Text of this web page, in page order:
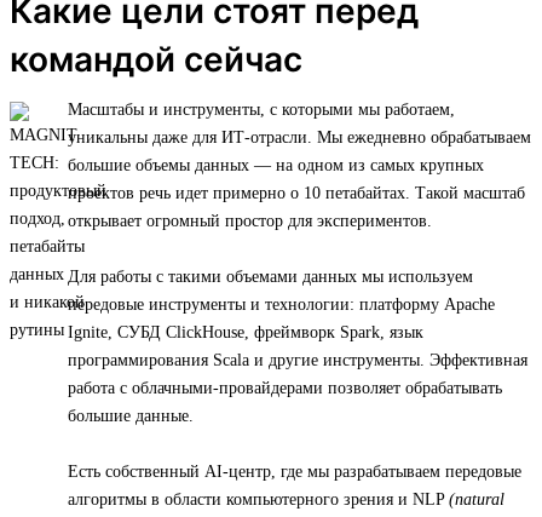
Какие цели стоят перед
командой сейчас
Масштабы и инструменты, с которыми мы работаем,
уникальны даже для ИТ-отрасли. Мы ежедневно обрабатываем
большие объемы данных — на одном из самых крупных
проектов речь идет примерно о 10 петабайтах. Такой масштаб
открывает огромный простор для экспериментов.
Для работы с такими объемами данных мы используем
передовые инструменты и технологии: платформу Apache
Ignite, СУБД ClickHouse, фреймворк Spark, язык
программирования Scala и другие инструменты. Эффективная
работа с облачными-провайдерами позволяет обрабатывать
большие данные.
Есть собственный AI-центр, где мы разрабатываем передовые
алгоритмы в области компьютерного зрения и NLP (natural